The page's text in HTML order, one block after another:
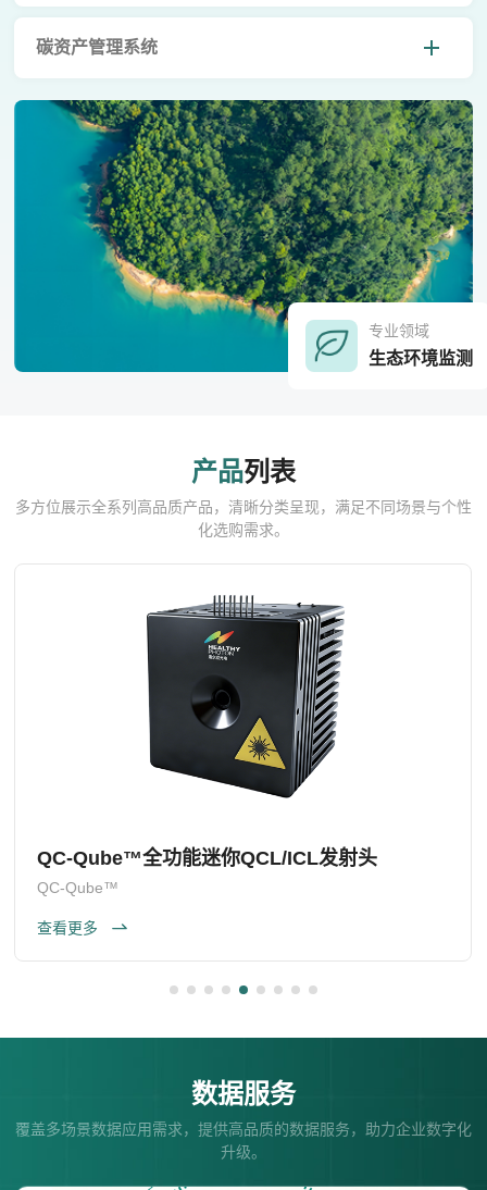
碳资产管理系统
专业领域
生态环境监测
产品列表
多方位展示全系列高品质产品，清晰分类呈现，满足不同场景与个性
化选购需求。
QC-Qube™全功能迷你QCL/ICL发射头
QC-Qube™
查看更多
数据服务
覆盖多场景数据应用需求，提供高品质的数据服务，助力企业数字化
升级。